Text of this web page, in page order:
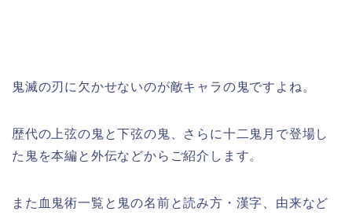
鬼滅の刃に欠かせないのが敵キャラの鬼ですよね。
歴代の上弦の鬼と下弦の鬼、さらに十二鬼月で登場し
た鬼を本編と外伝などからご紹介します。
また血鬼術一覧と鬼の名前と読み方・漢字、由来など